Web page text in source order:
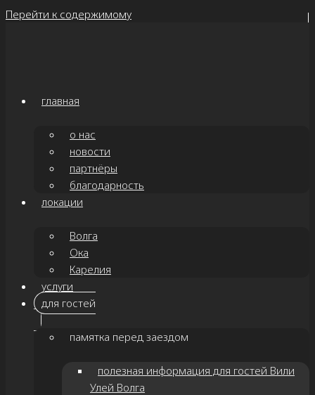
Перейти к содержимому
главная
о нас
новости
партнёры
благодарность
локации
Волга
Ока
Карелия
услуги
для гостей
памятка перед заездом
полезная информация для гостей Вили
Улей Волга